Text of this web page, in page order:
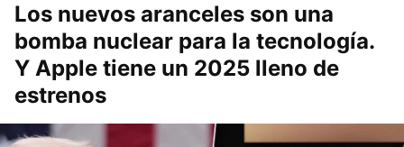
Los nuevos aranceles son una
bomba nuclear para la tecnología.
Y Apple tiene un 2025 lleno de
estrenos